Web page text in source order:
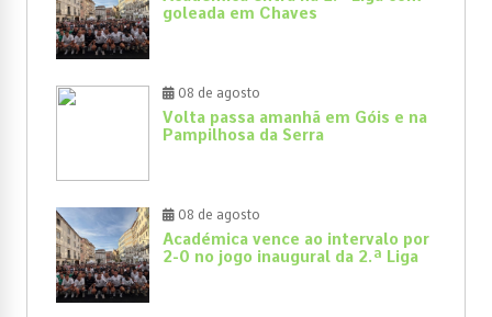
goleada em Chaves
08 de agosto
Volta passa amanhã em Góis e na
Pampilhosa da Serra
08 de agosto
Académica vence ao intervalo por
2-0 no jogo inaugural da 2.ª Liga